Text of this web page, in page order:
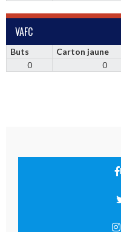
VAFC
Buts Carton jaune
0
0